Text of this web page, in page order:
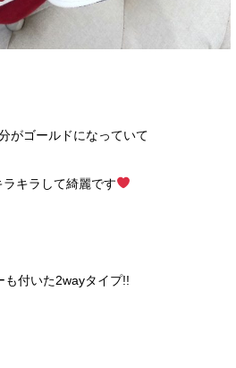
がゴールドになっていて
ラキラして綺麗です
も付いた2wayタイプ!!